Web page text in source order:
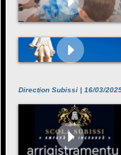
Direction Subissi | 16/03/